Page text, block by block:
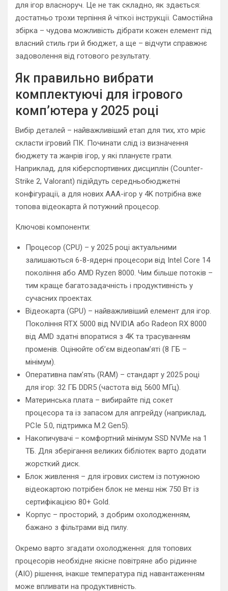
для ігор власноруч. Це не так складно, як здається:
достатньо трохи терпіння й чіткої інструкції. Самостійна
збірка – чудова можливість дібрати кожен елемент під
власний стиль гри й бюджет, а ще – відчути справжнє
задоволення від готового результату.
Як правильно вибрати
комплектуючі для ігрового
комп’ютера у 2025 році
Вибір деталей – найважливіший етап для тих, хто мріє
скласти ігровий ПК. Починати слід із визначення
бюджету та жанрів ігор, у які плануєте грати.
Наприклад, для кіберспортивних дисциплін (Counter-
Strike 2, Valorant) підійдуть середньобюджетні
конфігурації, а для нових AAA-ігор у 4K потрібна вже
топова відеокарта й потужний процесор.
Ключові компоненти:
Процесор (CPU) – у 2025 році актуальними
залишаються 6-8-ядерні процесори від Intel Core 14
покоління або AMD Ryzen 8000. Чим більше потоків –
тим краще багатозадачність і продуктивність у
сучасних проектах.
Відеокарта (GPU) – найважливіший елемент для ігор.
Покоління RTX 5000 від NVIDIA або Radeon RX 8000
від AMD здатні впоратися з 4K та трасуванням
променів. Оцінюйте об’єм відеопам’яті (8 ГБ –
мінімум).
Оперативна пам’ять (RAM) – стандарт у 2025 році
для ігор: 32 ГБ DDR5 (частота від 5600 МГц).
Материнська плата – вибирайте під сокет
процесора та із запасом для апгрейду (наприклад,
PCIe 5.0, підтримка M.2 Gen5).
Накопичувачі – комфортний мінімум SSD NVMe на 1
ТБ. Для зберігання великих бібліотек варто додати
жорсткий диск.
Блок живлення – для ігрових систем із потужною
відеокартою потрібен блок не менш ніж 750 Вт із
сертифікацією 80+ Gold.
Корпус – просторий, з добрим охолодженням,
бажано з фільтрами від пилу.
Окремо варто згадати охолодження: для топових
процесорів необхідне якісне повітряне або рідинне
(AIO) рішення, інакше температура під навантаженням
може впливати на продуктивність.